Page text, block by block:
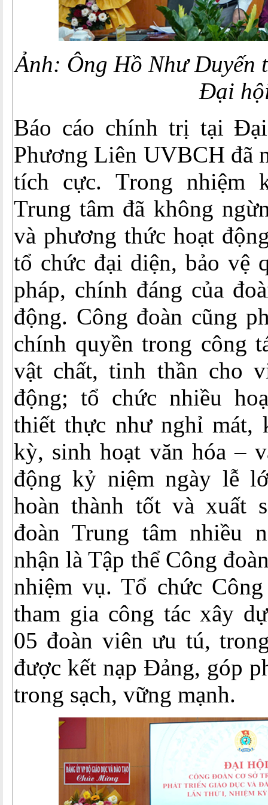
Ảnh: Ông Hồ Như
Đại
Báo cáo chính trị tại
Phương Liên UVBCH đã
tích cực. Trong nhiệm
Trung tâm đã không
và phương thức hoạt
tổ chức đại diện, bảo vệ
pháp, chính đáng của
động. Công đoàn cũng
chính quyền trong công
vật chất, tinh thần cho
động; tổ chức nhiều
thiết thực như nghỉ mát,
kỳ, sinh hoạt văn hóa –
động kỷ niệm ngày lễ
hoàn thành tốt và xuất
đoàn Trung tâm nhiều
nhận là Tập thể Công
nhiệm vụ. Tổ chức
tham gia công tác xây
05 đoàn viên ưu tú,
được kết nạp Đảng, góp
trong sạch, vững mạnh.